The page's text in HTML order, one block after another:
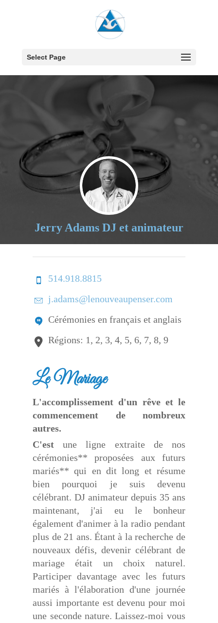
Select Page
Jerry Adams DJ et animateur
514.918.8815
j.adams@lenouveaupenser.com
Cérémonies en français et anglais
Régions: 1, 2, 3, 4, 5, 6, 7, 8, 9
Le Mariage
L'accomplissement d'un rêve et le
commencement de nombreux
autres.
C'est une ligne extraite de nos
cérémonies** proposées aux futurs
mariés** qui en dit long et résume
bien pourquoi je suis devenu
célébrant. DJ animateur depuis 35 ans
maintenant, j'ai eu le bonheur
également d'animer à la radio pendant
plus de 21 ans. Étant à la recherche de
nouveaux défis, devenir célébrant de
mariage était un choix naturel.
Participer davantage avec les futurs
mariés à l'élaboration d'une journée
aussi importante est devenu pour moi
une seconde nature. Laissez-moi vous